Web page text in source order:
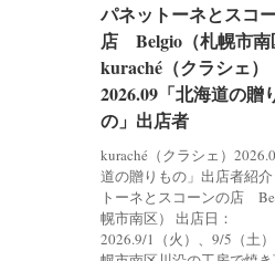
パネットーネとスコ
店 Belgio（札幌市南
kuraché（クラシェ）
2026.09「北海道の贈
の」出店者
kuraché（クラシェ）
道の贈りもの」出店者紹
トーネとスコーンの店
幌市南区） 出店日：
2026.9/1（火）、9/5（土
パネットーネとスコ
店 Belgio（札幌市南
kuraché（クラシェ）
2026.09「北海道の贈
の」出店者